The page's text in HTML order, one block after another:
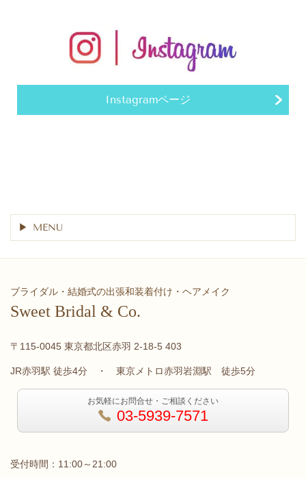
Instagramページ
MENU
ブライダル・結婚式の出張和装着付け・ヘアメイク
Sweet Bridal & Co.
〒115-0045 東京都北区赤羽 2-18-5 403
JR赤羽駅 徒歩4分 ・ 東京メトロ赤羽岩淵駅 徒歩5分
お気軽にお問合せ・ご相談ください
03-5939-7571
受付時間：11:00～21:00